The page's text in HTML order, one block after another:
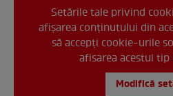
Setările tale privind
afișarea conținutului din
să accepți cookie-urile
afisarea acestui
Modifică